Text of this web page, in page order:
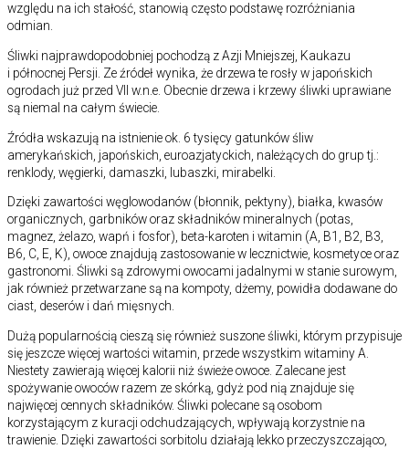
względu na ich stałość, stanowią często podstawę rozróżniania
odmian.
Śliwki najprawdopodobniej pochodzą z Azji Mniejszej, Kaukazu
i północnej Persji. Ze źródeł wynika, że drzewa te rosły w japońskich
ogrodach już przed VII w.n.e. Obecnie drzewa i krzewy śliwki uprawiane
są niemal na całym świecie.
Źródła wskazują na istnienie ok. 6 tysięcy gatunków śliw
amerykańskich, japońskich, euroazjatyckich, należących do grup tj.:
renklody, węgierki, damaszki, lubaszki, mirabelki.
Dzięki zawartości węglowodanów (błonnik, pektyny), białka, kwasów
organicznych, garbników oraz składników mineralnych (potas,
magnez, żelazo, wapń i fosfor), beta-karoten i witamin (A, B1, B2, B3,
B6, C, E, K), owoce znajdują zastosowanie w lecznictwie, kosmetyce oraz
gastronomi. Śliwki są zdrowymi owocami jadalnymi w stanie surowym,
jak również przetwarzane są na kompoty, dżemy, powidła dodawane do
ciast, deserów i dań mięsnych.
Dużą popularnością cieszą się również suszone śliwki, którym przypisuje
się jeszcze więcej wartości witamin, przede wszystkim witaminy A.
Niestety zawierają więcej kalorii niż świeże owoce. Zalecane jest
spożywanie owoców razem ze skórką, gdyż pod nią znajduje się
najwięcej cennych składników. Śliwki polecane są osobom
korzystającym z kuracji odchudzających, wpływają korzystnie na
trawienie. Dzięki zawartości sorbitolu działają lekko przeczyszczająco,